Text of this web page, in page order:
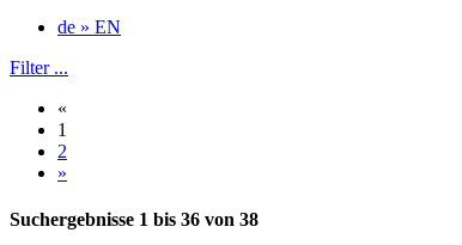
de » EN
Filter ...
«
1
2
»
Suchergebnisse 1 bis 36 von 38